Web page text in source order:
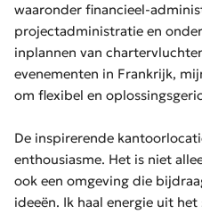
waaronder financieel-
projectadministratie en
inplannen van
evenementen in Frankrijk,
om flexibel en
De inspirerende
enthousiasme. Het is niet
ook een omgeving die
ideeën. Ik haal energie uit